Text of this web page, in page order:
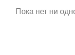
Пока нет ни